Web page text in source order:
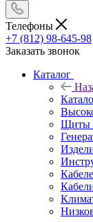
Телефоны
+7 (812) 98-645-98
Заказать звонок
Каталог
Щиты